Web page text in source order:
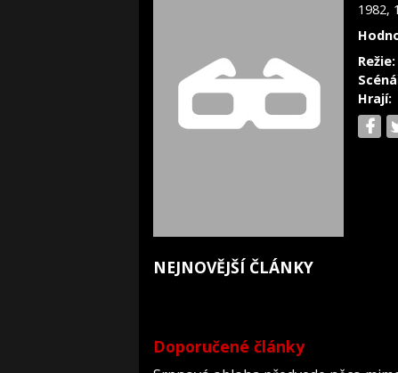
1982,
Režie:
Hrají:
NEJNOVĚJŠÍ ČLÁNKY
Doporučené články